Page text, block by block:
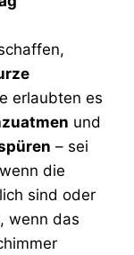
erlaubten es
und
– sei
die
sind oder
wenn das